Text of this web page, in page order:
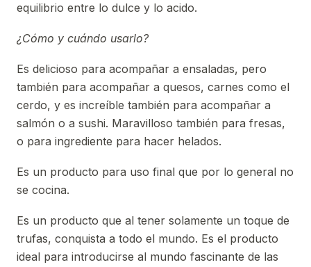
equilibrio entre lo dulce y lo acido.
¿Cómo y cuándo usarlo?
Es delicioso para acompañar a ensaladas, pero
también para acompañar a quesos, carnes como el
cerdo, y es increíble también para acompañar a
salmón o a sushi. Maravilloso también para fresas,
o para ingrediente para hacer helados.
Es un producto para uso final que por lo general no
se cocina.
Es un producto que al tener solamente un toque de
trufas, conquista a todo el mundo. Es el producto
ideal para introducirse al mundo fascinante de las